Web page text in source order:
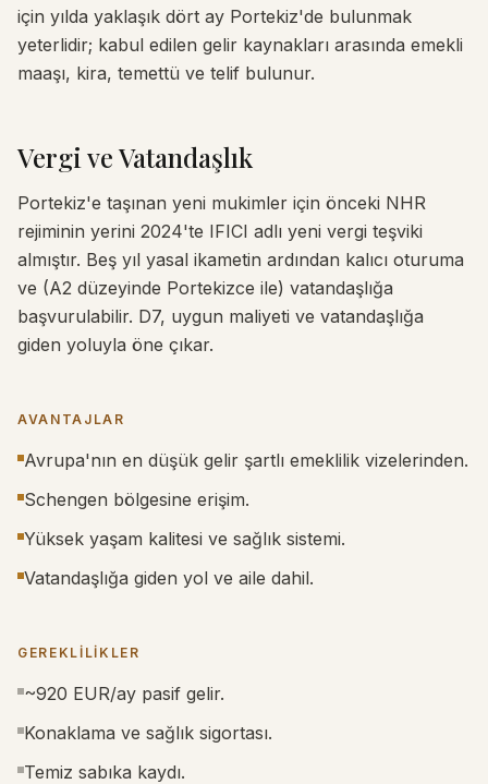
için yılda yaklaşık dört ay Portekiz'de bulunmak
yeterlidir; kabul edilen gelir kaynakları arasında emekli
maaşı, kira, temettü ve telif bulunur.
Vergi ve Vatandaşlık
Portekiz'e taşınan yeni mukimler için önceki NHR
rejiminin yerini 2024'te IFICI adlı yeni vergi teşviki
almıştır. Beş yıl yasal ikametin ardından kalıcı oturuma
ve (A2 düzeyinde Portekizce ile) vatandaşlığa
başvurulabilir. D7, uygun maliyeti ve vatandaşlığa
giden yoluyla öne çıkar.
AVANTAJLAR
Avrupa'nın en düşük gelir şartlı emeklilik vizelerinden.
Schengen bölgesine erişim.
Yüksek yaşam kalitesi ve sağlık sistemi.
Vatandaşlığa giden yol ve aile dahil.
GEREKLILIKLER
~920 EUR/ay pasif gelir.
Konaklama ve sağlık sigortası.
Temiz sabıka kaydı.